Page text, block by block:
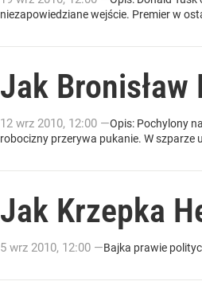
niezapowiedziane wejście. Premier w
Jak
12 wrz 2010, 12:00 —Opis: Pochylony
robocizny przerywa pukanie. W szparze
Jak Krzepka
5 wrz 2010, 12:00 —Bajka prawie